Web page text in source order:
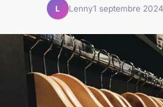
L Lenny1 septembre 2024